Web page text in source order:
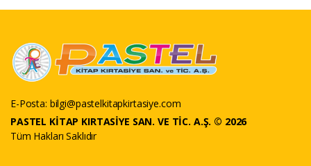
E-Posta: bilgi@pastelkitapkirtasiye.com
PASTEL KİTAP KIRTASİYE SAN. VE TİC. A.Ş. © 2026
Tüm Hakları Saklıdır